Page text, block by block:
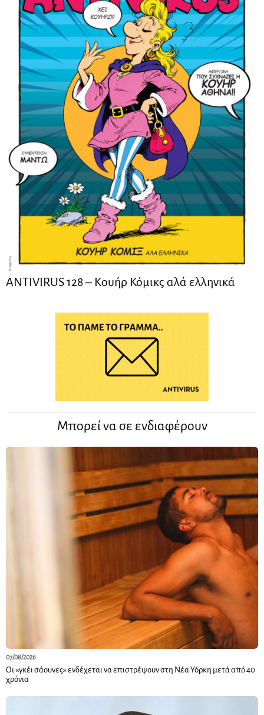
ANTIVIRUS 128 – Kουήρ Κόμικς αλά ελληνικά
Μπορεί να σε ενδιαφέρουν
07/08/2026
Οι «γκέι σάουνες» ενδέχεται να επιστρέψουν στη Νέα Υόρκη μετά από 40
χρόνια